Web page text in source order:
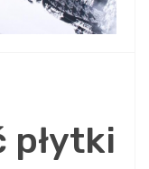
płytki